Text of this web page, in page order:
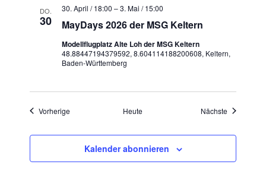
DO.
30 MayDays 2026 der MSG Keltern
30. April / 18:00 –3. Mai / 15:00
Modellflugplatz Alte Loh der MSG Keltern
48.88447194379592, 8.604114188200608, Keltern,
Baden-Württemberg
VorherigeVeranstaltungen Heute Nächste
Kalender abonnieren